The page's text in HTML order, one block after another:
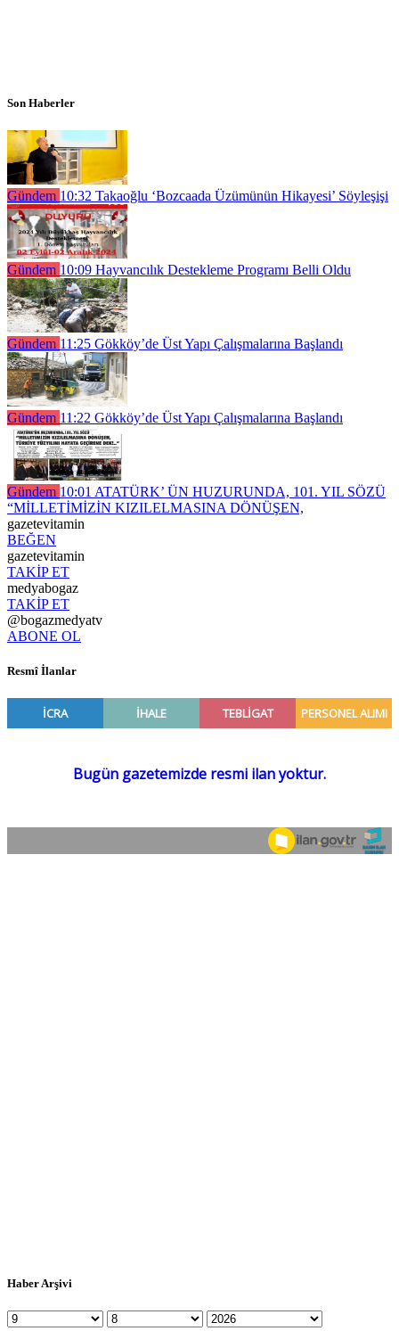
Son Haberler
Gündem 10:32 Takaoğlu ‘Bozcaada Üzümünün Hikayesi’ Söyleşişi
Gündem 10:09 Hayvancılık Destekleme Programı Belli Oldu
Gündem 11:25 Gökköy’de Üst Yapı Çalışmalarına Başlandı
Gündem 11:22 Gökköy’de Üst Yapı Çalışmalarına Başlandı
Gündem 10:01 ATATÜRK’ ÜN HUZURUNDA, 101. YIL SÖZÜ
“MİLLETİMİZİN KIZILELMASINA DÖNÜŞEN,
gazetevitamin
BEĞEN
gazetevitamin
TAKİP ET
medyabogaz
TAKİP ET
@bogazmedyatv
ABONE OL
Resmî İlanlar
Haber Arşivi